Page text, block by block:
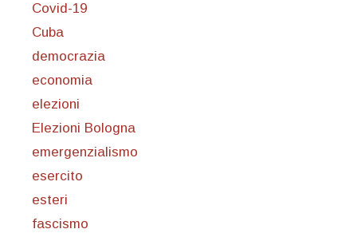
Covid-19
Cuba
democrazia
economia
elezioni
Elezioni Bologna
emergenzialismo
esercito
esteri
fascismo